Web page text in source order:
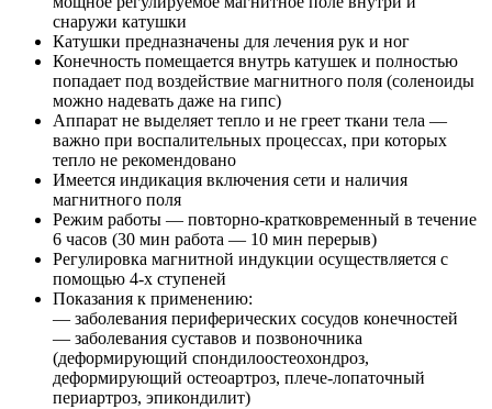
снаружи катушки
Катушки предназначены для лечения рук и ног
Конечность помещается внутрь катушек и полностью
попадает под воздействие магнитного поля (соленоиды
можно надевать даже на гипс)
Аппарат не выделяет тепло и не греет ткани тела —
важно при воспалительных процессах, при которых
тепло не рекомендовано
Имеется индикация включения сети и наличия
магнитного поля
Режим работы — повторно-кратковременный в течение
6 часов (30 мин работа — 10 мин перерыв)
Регулировка магнитной индукции осуществляется с
помощью 4-х ступеней
Показания к применению:
— заболевания периферических сосудов конечностей
— заболевания суставов и позвоночника
(деформирующий спондилоостеохондроз,
деформирующий остеоартроз, плече-лопаточный
периартроз, эпикондилит)